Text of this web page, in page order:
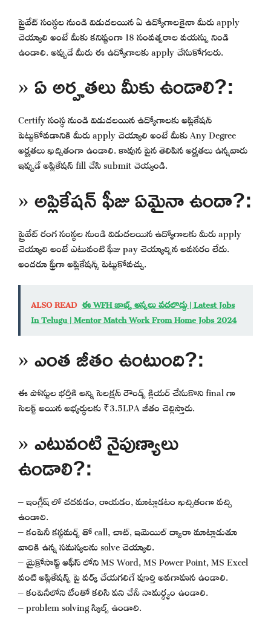
ప్రైవేట్ సంస్థల నుండి విడుదలయిన ఏ ఉద్యోగాలకైనా మీరు apply
చెయ్యాలి అంటే మీకు కనిష్టంగా 18 సంవత్సరాల వయస్సు నిండి
ఉండాలి. అప్పుడే మీరు ఈ ఉద్యోగాలకు apply చేసుకోగలరు.
» ఏ అర్హతలు మీకు ఉండాలి?:
Certify సంస్థ నుండి విడుదలయిన ఉద్యోగాలకు అప్లికేషన్
పెట్టుకోవడానికి మీరు apply చెయ్యాలి అంటే మీకు Any Degree
అర్హతలు ఖచ్చితంగా ఉండాలి. కావున పైన తెలిపిన అర్హతలు ఉన్నవారు
ఇప్పుడే అప్లికేషన్ fill చేసి submit చెయ్యండి.
» అప్లికేషన్ ఫీజు ఏమైనా ఉందా?:
ప్రైవేట్ రంగ సంస్థల నుండి విడుదలయిన ఉద్యోగాలకు మీరు apply
చెయ్యాలి అంటే ఎటువంటి ఫీజు pay చెయ్యాల్సిన అవసరం లేదు.
అందరూ ఫ్రీగా అప్లికేషన్స్ పెట్టుకోవచ్చు.
ALSO READ ఈ WFH జాబ్స్ అస్సలు వదలొద్దు | Latest Jobs
In Telugu | Mentor Match Work From Home Jobs 2024
» ఎంత జీతం ఉంటుంది?:
ఈ పోస్టుల భర్తీకి అన్ని సెలక్షన్ రౌండ్స్ క్లియర్ చేసుకొని final గా
సెలక్ట్ అయిన అభ్యర్థులకు ₹3.5LPA జీతం చెల్లిస్తారు.
» ఎటువంటి నైపుణ్యాలు
ఉండాలి?:
– ఇంగ్లీష్ లో చదవడం, రాయడం, మాట్లాడటం ఖచ్చితంగా వచ్చి
ఉండాలి.
– కంపెనీ కస్టమర్స్ తో call, చాట్, ఇమెయిల్ ద్వారా మాట్లాడుతూ
వారికి ఉన్న సమస్యలను solve చెయ్యాలి.
– మైక్రోసాఫ్ట్ ఆఫీస్ లోని MS Word, MS Power Point, MS Excel
వంటి అప్లికేషన్స్ పై వర్క్ చేయగలిగే పూర్తి అవగాహన ఉండాలి.
– కంపెనీలోని టీంతో కలిసి పని చేసే సామర్ధ్యం ఉండాలి.
– problem solving స్కిల్స్ ఉండాలి.